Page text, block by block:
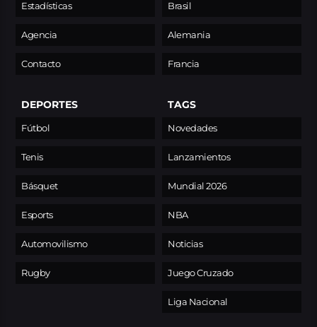
Estadísticas
Agencia
Contacto
Brasil
Alemania
Francia
DEPORTES
Fútbol
Tenis
Básquet
Esports
Automovilismo
Rugby
TAGS
Novedades
Lanzamientos
Mundial 2026
NBA
Noticias
Juego Cruzado
Liga Nacional